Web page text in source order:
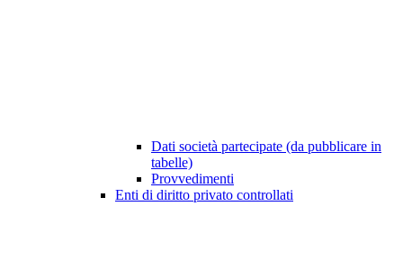
Dati società partecipate (da pubblicare in
tabelle)
Provvedimenti
Enti di diritto privato controllati